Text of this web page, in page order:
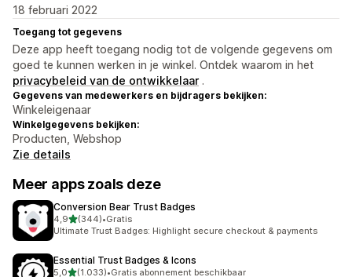
18 februari 2022
Toegang tot gegevens
Deze app heeft toegang nodig tot de volgende gegevens om
goed te kunnen werken in je winkel. Ontdek waarom in het
privacybeleid van de ontwikkelaar .
Gegevens van medewerkers en bijdragers bekijken:
Winkeleigenaar
Winkelgegevens bekijken:
Producten, Webshop
Zie details
Meer apps zoals deze
Conversion Bear Trust Badges
4,9van 5 sterren
(344)
344 recensies in totaal
•Gratis
Ultimate Trust Badges: Highlight secure checkout & payments
Essential Trust Badges & Icons
5,0van 5 sterren
(1.033)•Gratis abonnement beschikbaar